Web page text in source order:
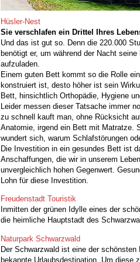
Hüsler-Nest
Sie verschlafen ein Drittel Ihres
Und das ist gut so. Denn die 220.000
benötigt er, um während der Nacht
aufzuladen.
Einem guten Bett kommt so die Rolle
konstruiert ist, desto höher ist sein
Bett, hinsichtlich Orthopädie, Hygiene
Leider messen dieser Tatsache immer
zu schnell kauft man, ohne Rücksicht
Anatomie, irgend ein Bett mit Matratze.
wundert sich, warum Schlafstörungen
Die Investition in ein gesundes Bett ist
Anschaffungen, die wir in unserem
unvergleichlich hohen Gegenwert.
Lohn für diese Investition.
Freudenstadt Touristik
Inmitten der grünen Idylle eines der
die heimliche Hauptstadt des
Naturpark Schwarzwald
Der Schwarzwald ist eine der
bekannte Urlaubsdestination. Um diese